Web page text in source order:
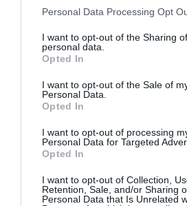
Please note that this website/app
not limited to your visit or usage
grant or deny consent to Google and
use your data for below specified
consent section.
Personal Data Processing Opt
I want to opt-out of the Sharing
personal data.
Opted In
I want to opt-out of the Sale of
Personal Data.
Opted In
I want to opt-out of processing
Personal Data for Targeted
Opted In
I want to opt-out of Collection,
Retention, Sale, and/or Sharing
Personal Data that Is Unrelated
használnak, amelynek felső
papírfiltert, és ebbe kerül a